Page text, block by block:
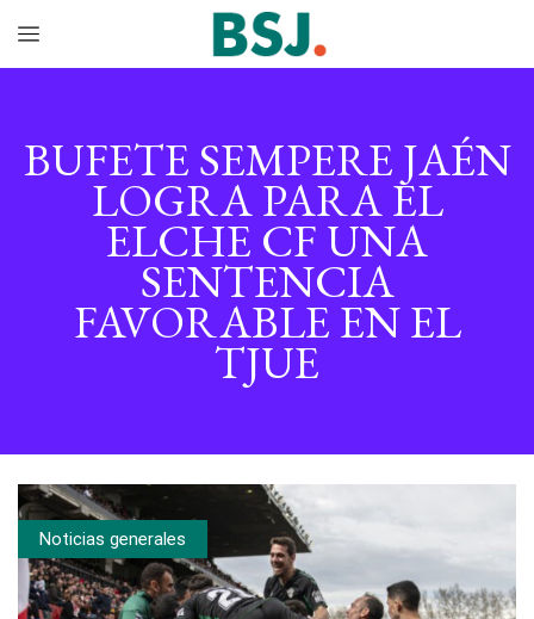
BUFETE SEMPERE JAÉN
LOGRA PARA EL
ELCHE CF UNA
SENTENCIA
FAVORABLE EN EL
TJUE
Noticias generales